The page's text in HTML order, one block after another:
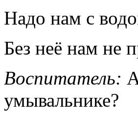
Надо нам с
Без неё нам не
Воспитатель:
умывальнике?